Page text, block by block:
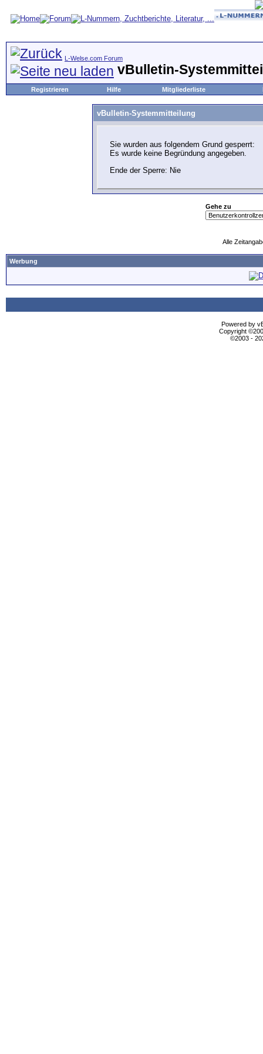
L-Welse.com Forum
vBulletin-
Registrieren Hilfe Mitgliederliste
vBulletin-Systemmitteilung
Sie wurden aus folgendem Grund gesperrt:
Es wurde keine Begründung angegeben.
Ende der Sperre: Nie
Gehe zu
Alle
Werbung
Powered by
Copyright
©2003 -